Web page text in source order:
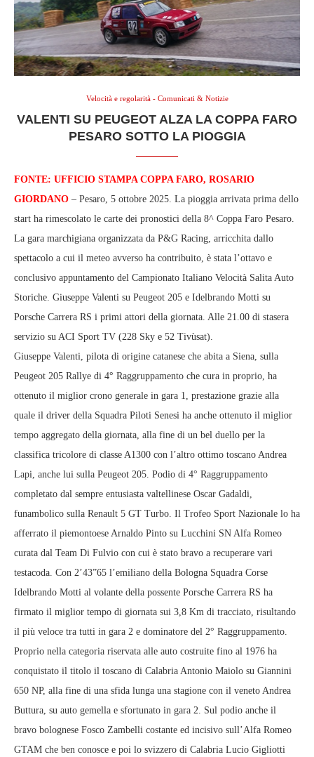
Velocità e regolarità - Comunicati & Notizie
VALENTI SU PEUGEOT ALZA LA COPPA FARO
PESARO SOTTO LA PIOGGIA
FONTE: UFFICIO STAMPA COPPA FARO, ROSARIO
GIORDANO – Pesaro, 5 ottobre 2025. La pioggia arrivata prima dello
start ha rimescolato le carte dei pronostici della 8^ Coppa Faro Pesaro.
La gara marchigiana organizzata da P&G Racing, arricchita dallo
spettacolo a cui il meteo avverso ha contribuito, è stata l’ottavo e
conclusivo appuntamento del Campionato Italiano Velocità Salita Auto
Storiche. Giuseppe Valenti su Peugeot 205 e Idelbrando Motti su
Porsche Carrera RS i primi attori della giornata. Alle 21.00 di stasera
servizio su ACI Sport TV (228 Sky e 52 Tivùsat).
Giuseppe Valenti, pilota di origine catanese che abita a Siena, sulla
Peugeot 205 Rallye di 4° Raggruppamento che cura in proprio, ha
ottenuto il miglior crono generale in gara 1, prestazione grazie alla
quale il driver della Squadra Piloti Senesi ha anche ottenuto il miglior
tempo aggregato della giornata, alla fine di un bel duello per la
classifica tricolore di classe A1300 con l’altro ottimo toscano Andrea
Lapi, anche lui sulla Peugeot 205. Podio di 4° Raggruppamento
completato dal sempre entusiasta valtellinese Oscar Gadaldi,
funambolico sulla Renault 5 GT Turbo. Il Trofeo Sport Nazionale lo ha
afferrato il piemontoese Arnaldo Pinto su Lucchini SN Alfa Romeo
curata dal Team Di Fulvio con cui è stato bravo a recuperare vari
testacoda. Con 2’43”65 l’emiliano della Bologna Squadra Corse
Idelbrando Motti al volante della possente Porsche Carrera RS ha
firmato il miglior tempo di giornata sui 3,8 Km di tracciato, risultando
il più veloce tra tutti in gara 2 e dominatore del 2° Raggruppamento.
Proprio nella categoria riservata alle auto costruite fino al 1976 ha
conquistato il titolo il toscano di Calabria Antonio Maiolo su Giannini
650 NP, alla fine di una sfida lunga una stagione con il veneto Andrea
Buttura, su auto gemella e sfortunato in gara 2. Sul podio anche il
bravo bolognese Fosco Zambelli costante ed incisivo sull’Alfa Romeo
GTAM che ben conosce e poi lo svizzero di Calabria Lucio Gigliotti